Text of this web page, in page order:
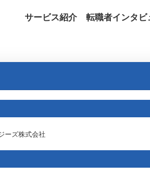
サービス紹介 転職者インタビ
ーズ株式会社